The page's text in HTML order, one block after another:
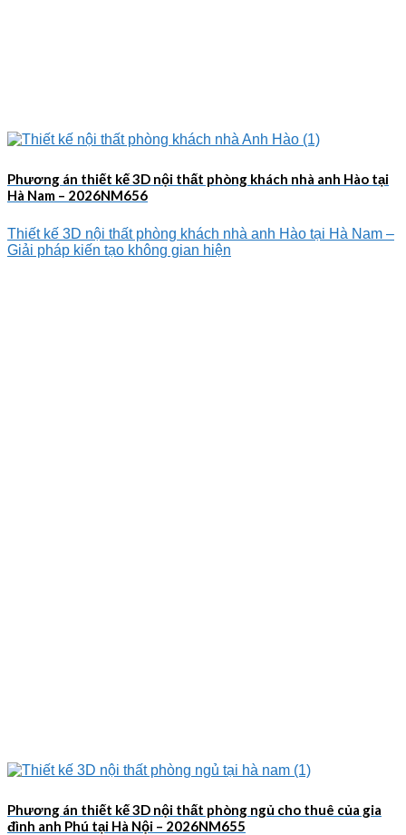
Phương án thiết kế 3D nội thất phòng khách nhà anh Hào tại
Hà Nam – 2026NM656
Thiết kế 3D nội thất phòng khách nhà anh Hào tại Hà Nam –
Giải pháp kiến tạo không gian hiện
Phương án thiết kế 3D nội thất phòng ngủ cho thuê của gia
đình anh Phú tại Hà Nội – 2026NM655